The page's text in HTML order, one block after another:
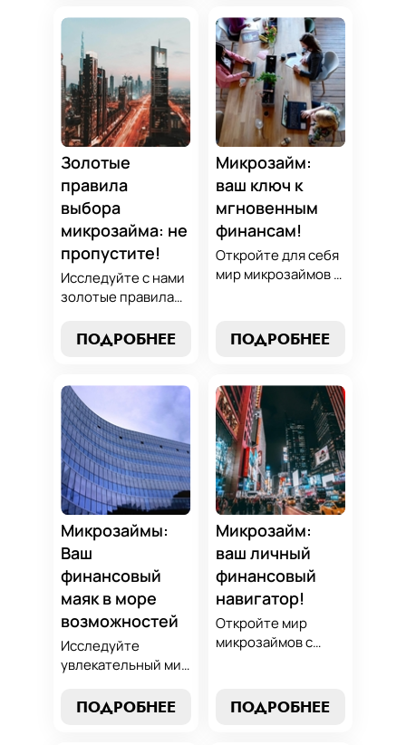
золотые
возможности.
Погрузитесь в мир
умного управления
долгами с нашим
практическим
руководством.
финансового
равновесия.
Узнайте, как
управлять долгами
и достичь
финансовой
гармонии, следуя
нашим
проверенным
стратегиям.
Золотые
правила
выбора
микрозайма: не
пропустите!
Исследуйте с нами
золотые правила
и узнайте, как
вариант,
разработать
стратегию
погашения и
обеспечить свою
финансовую
безопасность. Ваш
компас в мире
микрокредитов!
ПОДРОБНЕЕ
Микрозайм:
ваш ключ к
мгновенным
финансам!
Откройте для себя
мир микрозаймов с
выбрать лучший
микрозайм,
стратегии
погашения и
обеспечить себе
финансовую
стабильность. Ваш
ключ к умным
финансам здесь!
ПОДРОБНЕЕ
Микрозаймы:
Ваш
финансовый
маяк в море
возможностей
Исследуйте
увлекательный мир
узнайте, как
ПОДРОБНЕЕ
Микрозайм:
ваш личный
финансовый
навигатор!
Откройте мир
микрозаймов с
лучшие стратегии
погашения и
ПОДРОБНЕЕ